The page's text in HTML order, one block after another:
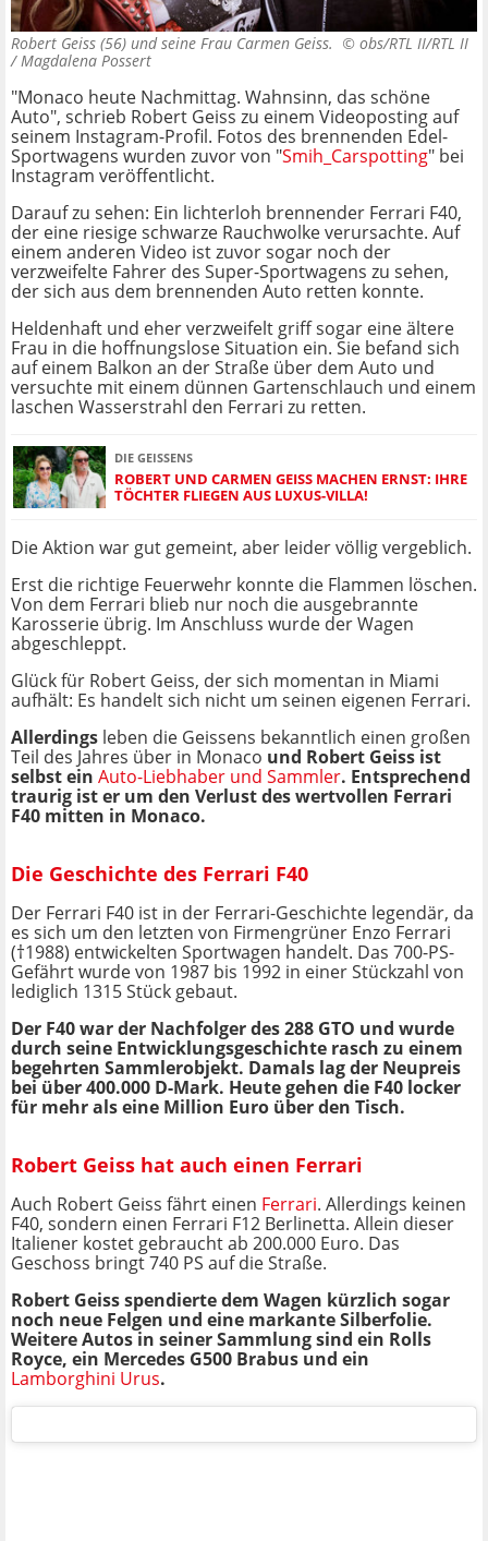
Robert Geiss (56) und seine Frau Carmen Geiss. © obs/RTL II/RTL II
/ Magdalena Possert
"Monaco heute Nachmittag. Wahnsinn, das schöne
Auto", schrieb Robert Geiss zu einem Videoposting auf
seinem Instagram-Profil. Fotos des brennenden Edel-
Sportwagens wurden zuvor von "Smih_Carspotting" bei
Instagram veröffentlicht.
Darauf zu sehen: Ein lichterloh brennender Ferrari F40,
der eine riesige schwarze Rauchwolke verursachte. Auf
einem anderen Video ist zuvor sogar noch der
verzweifelte Fahrer des Super-Sportwagens zu sehen,
der sich aus dem brennenden Auto retten konnte.
Heldenhaft und eher verzweifelt griff sogar eine ältere
Frau in die hoffnungslose Situation ein. Sie befand sich
auf einem Balkon an der Straße über dem Auto und
versuchte mit einem dünnen Gartenschlauch und einem
laschen Wasserstrahl den Ferrari zu retten.
DIE GEISSENS
ROBERT UND CARMEN GEISS MACHEN ERNST: IHRE
TÖCHTER FLIEGEN AUS LUXUS-VILLA!
Die Aktion war gut gemeint, aber leider völlig vergeblich.
Erst die richtige Feuerwehr konnte die Flammen löschen.
Von dem Ferrari blieb nur noch die ausgebrannte
Karosserie übrig. Im Anschluss wurde der Wagen
abgeschleppt.
Glück für Robert Geiss, der sich momentan in Miami
aufhält: Es handelt sich nicht um seinen eigenen Ferrari.
Allerdings leben die Geissens bekanntlich einen großen
Teil des Jahres über in Monaco und Robert Geiss ist
selbst ein Auto-Liebhaber und Sammler. Entsprechend
traurig ist er um den Verlust des wertvollen Ferrari
F40 mitten in Monaco.
Die Geschichte des Ferrari F40
Der Ferrari F40 ist in der Ferrari-Geschichte legendär, da
es sich um den letzten von Firmengrüner Enzo Ferrari
(†1988) entwickelten Sportwagen handelt. Das 700-PS-
Gefährt wurde von 1987 bis 1992 in einer Stückzahl von
lediglich 1315 Stück gebaut.
Der F40 war der Nachfolger des 288 GTO und wurde
durch seine Entwicklungsgeschichte rasch zu einem
begehrten Sammlerobjekt. Damals lag der Neupreis
bei über 400.000 D-Mark. Heute gehen die F40 locker
für mehr als eine Million Euro über den Tisch.
Robert Geiss hat auch einen Ferrari
Auch Robert Geiss fährt einen Ferrari. Allerdings keinen
F40, sondern einen Ferrari F12 Berlinetta. Allein dieser
Italiener kostet gebraucht ab 200.000 Euro. Das
Geschoss bringt 740 PS auf die Straße.
Robert Geiss spendierte dem Wagen kürzlich sogar
noch neue Felgen und eine markante Silberfolie.
Weitere Autos in seiner Sammlung sind ein Rolls
Royce, ein Mercedes G500 Brabus und ein
Lamborghini Urus.